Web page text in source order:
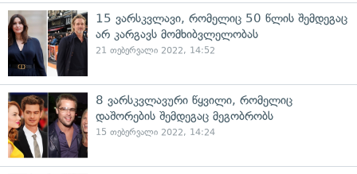
15 ვარსკვლავი, რომელიც 50 წლის შემდეგაც
არ კარგავს მომხიბვლელობას
21 თებერვალი 2022, 14:52
8 ვარსკვლავური წყვილი, რომელიც
დაშორების შემდეგაც მეგობრობს
15 თებერვალი 2022, 14:24